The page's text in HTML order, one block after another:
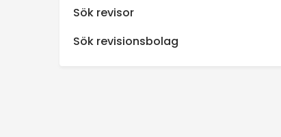
n
Sök revisor
Sök revisionsbolag